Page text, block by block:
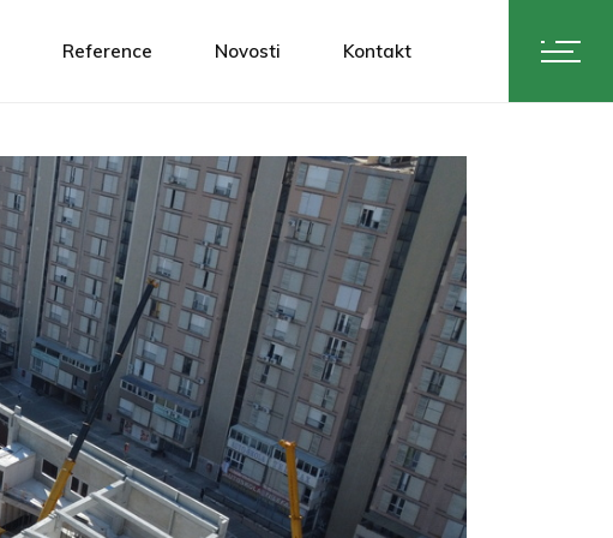
Reference Novosti Kontakt